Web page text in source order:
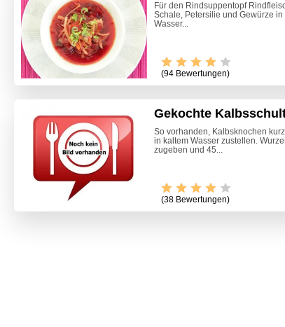
Für den Rindsuppentopf
Schale, Petersilie und Gewürze
Wasser...
(94 Bewertungen)
Gekochte
So vorhanden, Kalbsknochen
in kaltem Wasser zustellen.
zugeben und 45...
(38 Bewertungen)